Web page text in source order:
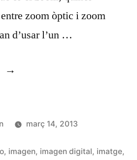
zoom òptic i zoom
d’usar l’un …
«Zoom
Zoom
digital»
març 14, 2013
, imagen, imagen digital, imatge,